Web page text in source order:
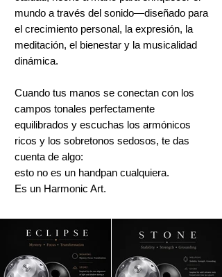
mundo a través del sonido—diseñado para
el crecimiento personal, la expresión, la
meditación, el bienestar y la musicalidad
dinámica.
Cuando tus manos se conectan con los
campos tonales perfectamente
equilibrados y escuchas los armónicos
ricos y los sobretonos sedosos, te das
cuenta de algo:
esto no es un handpan cualquiera.
Es un Harmonic Art.